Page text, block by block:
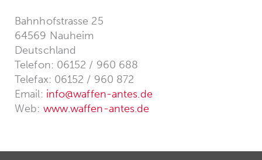
Bahnhofstrasse 25
64569 Nauheim
Deutschland
Telefon: 06152 / 960 688
Telefax: 06152 / 960 872
Email: info@waffen-antes.de
Web: www.waffen-antes.de